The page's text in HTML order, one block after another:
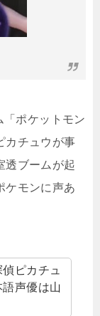
ポケットモン
カチュウが事
透ブームが起
ケモンに声あ
ピカチュ
声優は山